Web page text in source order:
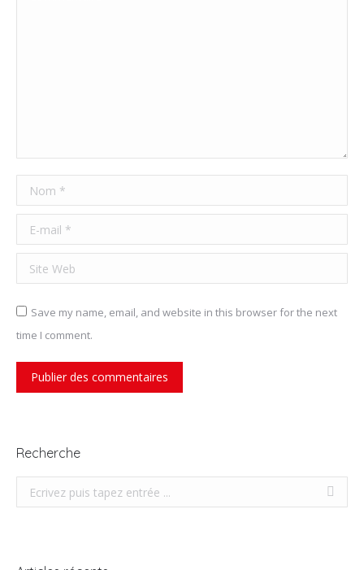
Nom *
E-mail *
Site Web
Save my name, email, and website in this browser for the next
time I comment.
Publier des commentaires
Recherche
Recherche